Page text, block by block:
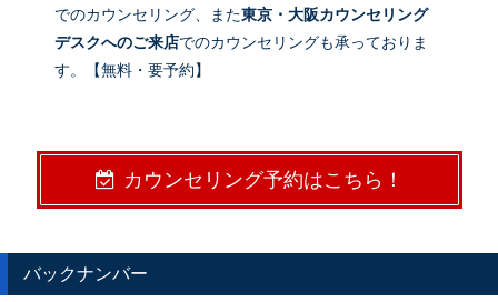
でのカウンセリング、また東京・大阪カウンセリング
デスクへのご来店でのカウンセリングも承っておりま
す。【無料・要予約】
カウンセリング予約はこちら！
バックナンバー